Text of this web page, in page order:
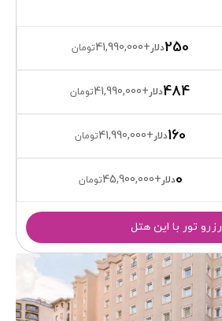
250دلار+
41,990,000تومان
484دلار+
41,990,000تومان
160دلار+
41,990,000تومان
0دلار+
45,900,000تومان
رزرو تور با این هتل